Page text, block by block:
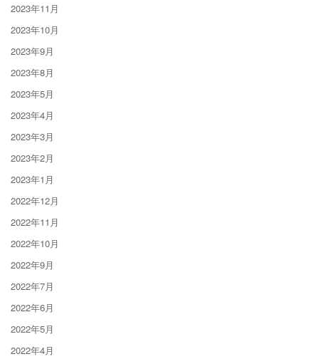
2023年11月
2023年10月
2023年9月
2023年8月
2023年5月
2023年4月
2023年3月
2023年2月
2023年1月
2022年12月
2022年11月
2022年10月
2022年9月
2022年7月
2022年6月
2022年5月
2022年4月